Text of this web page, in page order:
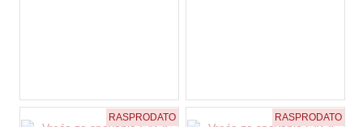
RASPRODATO RASPRODATO